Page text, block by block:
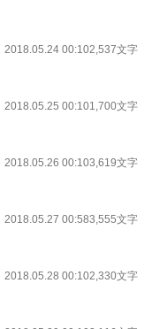
2018.05.24 00:102,537文字
2018.05.25 00:101,700文字
2018.05.26 00:103,619文字
2018.05.27 00:583,555文字
2018.05.28 00:102,330文字